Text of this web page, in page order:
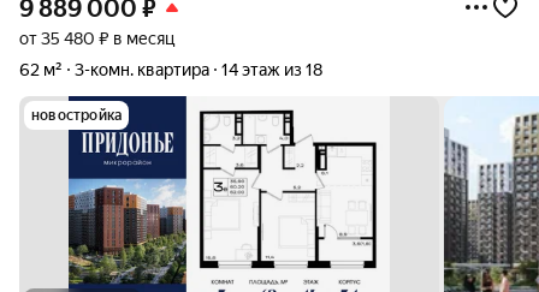
9 889 000 ₽
от 35 480 ₽ в месяц
62 м²
3-комн. квартира 14 этаж из 18
новостройка